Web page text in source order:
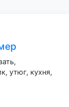
утюг, кухня,